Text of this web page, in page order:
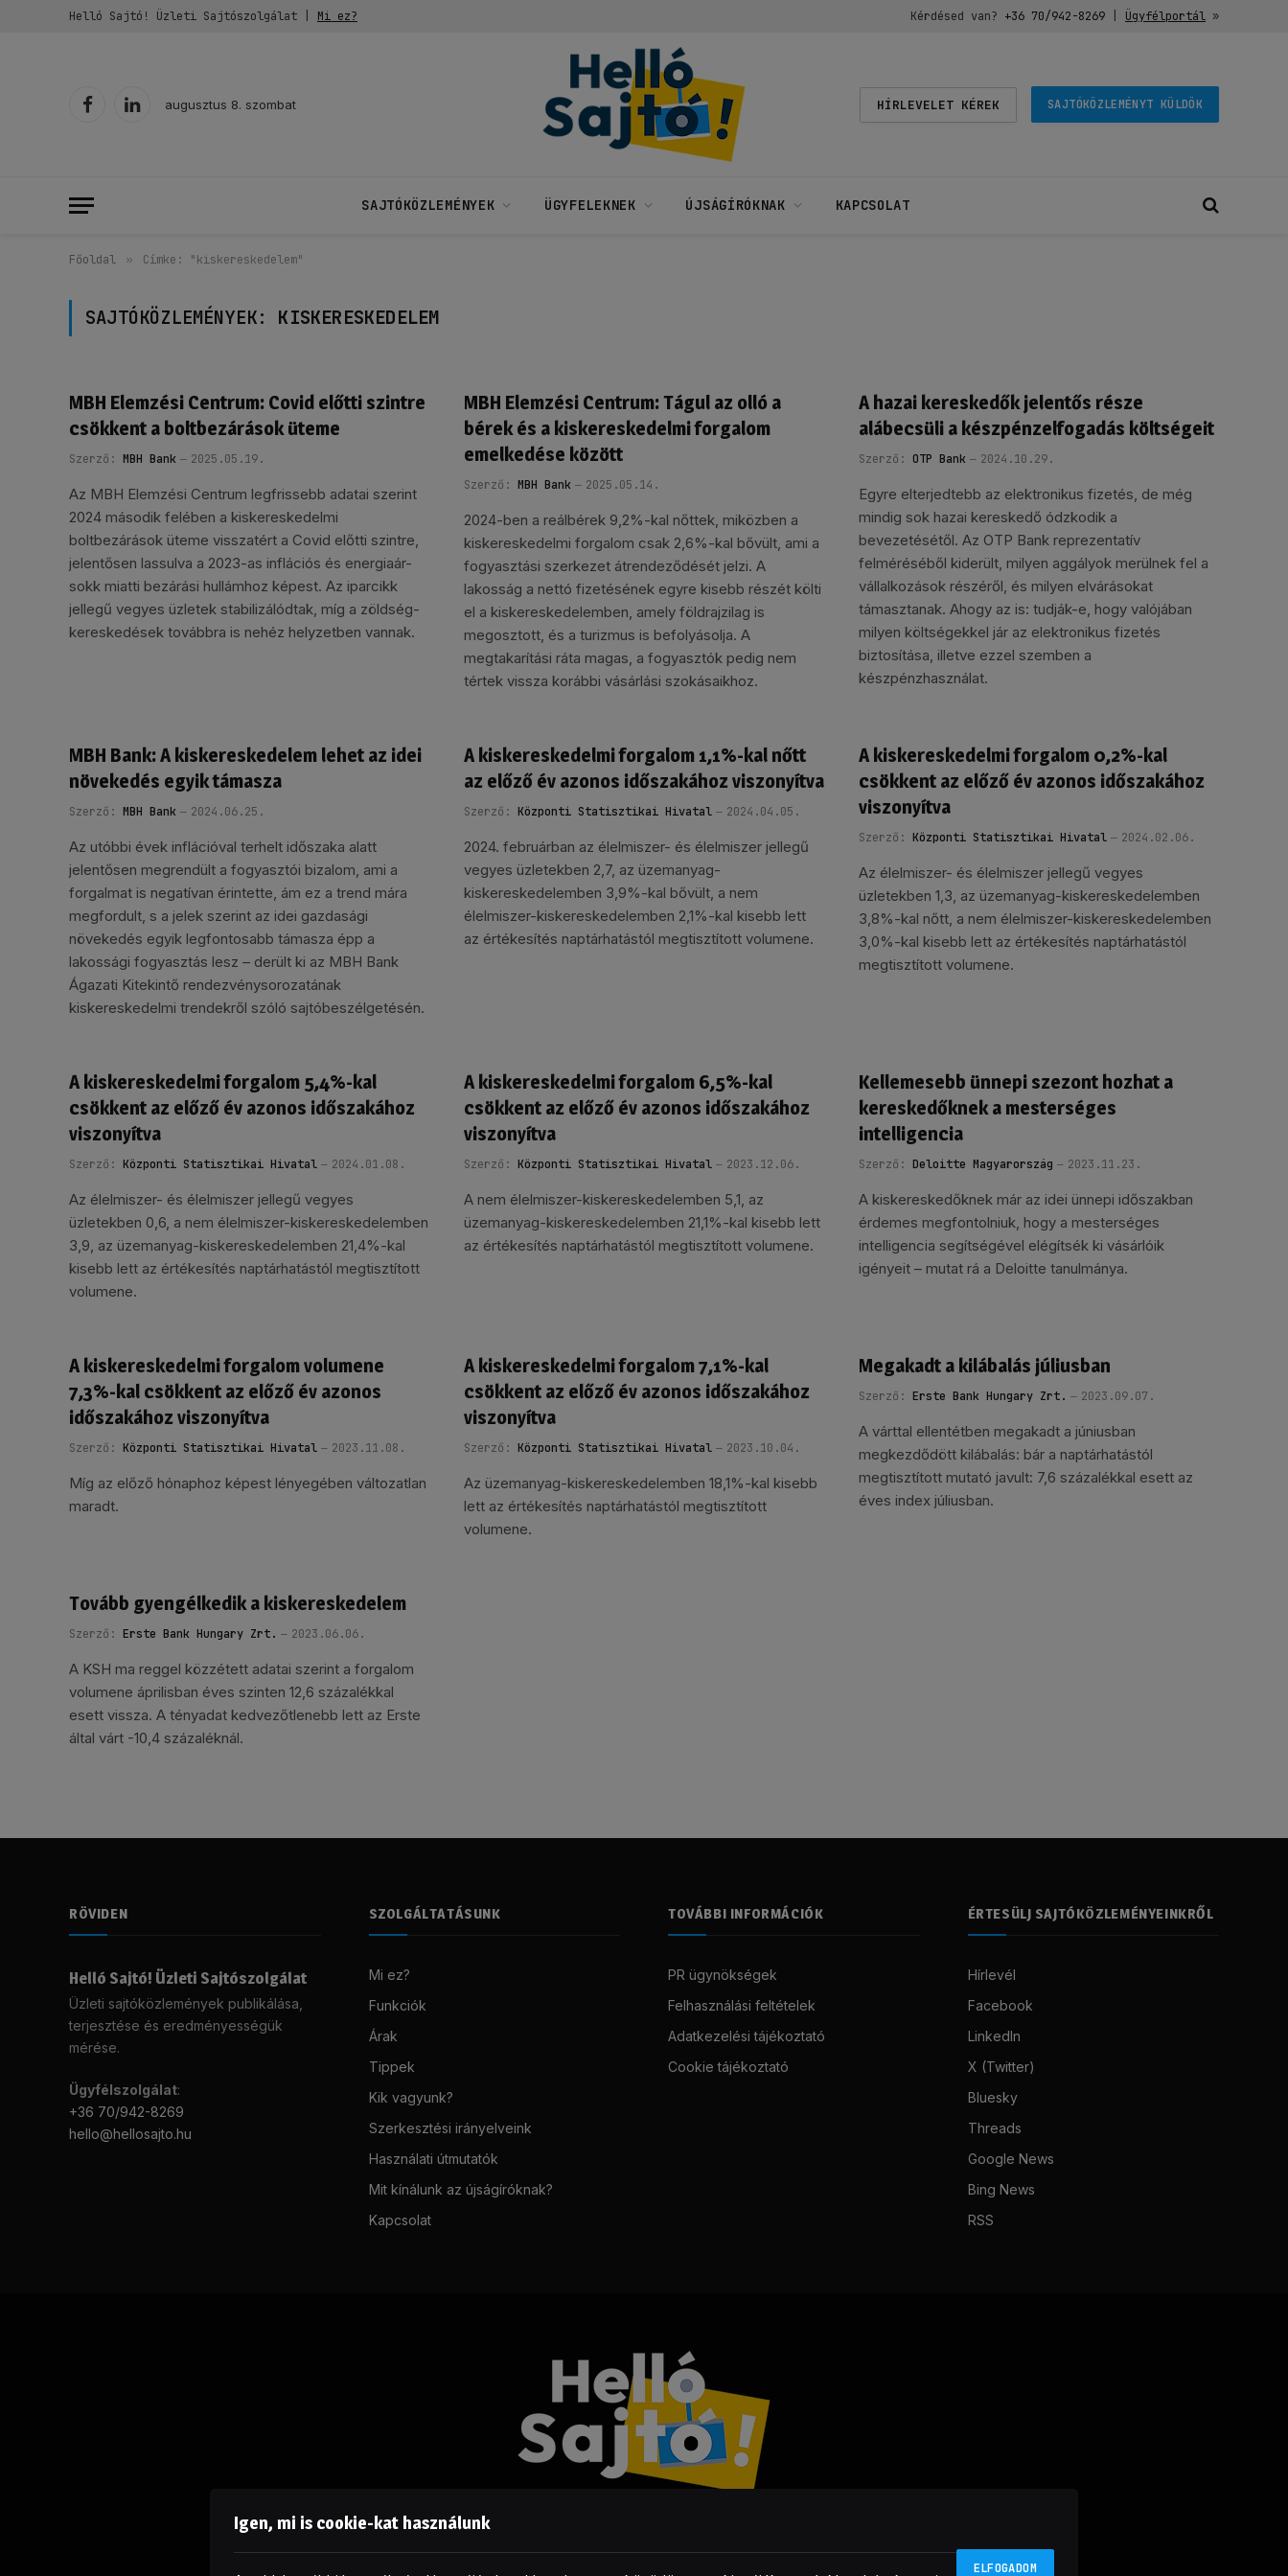
Helló Sajtó! Üzleti Sajtószolgálat | Mi ez? Kérdésed van? +36 70/942-8269| Ügyfélportál»
FacebookLinkedIn
augusztus 8. szombat HÍRLEVELET KÉREK SAJTÓKÖZLEMÉNYT KÜLDÖK
SAJTÓKÖZLEMÉNYEK ÜGYFELEKNEK ÚJSÁGÍRÓKNAK KAPCSOLAT
Főoldal » Címke: "kiskereskedelem"
SAJTÓKÖZLEMÉNYEK: KISKERESKEDELEM
MBH Elemzési Centrum: Covid előtti szintre
csökkent a boltbezárások üteme
Szerző: MBH Bank 2025.05.19.
Az MBH Elemzési Centrum legfrissebb adatai szerint
2024 második felében a kiskereskedelmi
boltbezárások üteme visszatért a Covid előtti szintre,
jelentősen lassulva a 2023-as inflációs és energiaár-
sokk miatti bezárási hullámhoz képest. Az iparcikk
jellegű vegyes üzletek stabilizálódtak, míg a zöldség-
kereskedések továbbra is nehéz helyzetben vannak.
MBH Elemzési Centrum: Tágul az olló a
bérek és a kiskereskedelmi forgalom
emelkedése között
Szerző: MBH Bank 2025.05.14.
2024-ben a reálbérek 9,2%-kal nőttek, miközben a
kiskereskedelmi forgalom csak 2,6%-kal bővült, ami a
fogyasztási szerkezet átrendeződését jelzi. A
lakosság a nettó fizetésének egyre kisebb részét költi
el a kiskereskedelemben, amely földrajzilag is
megosztott, és a turizmus is befolyásolja. A
megtakarítási ráta magas, a fogyasztók pedig nem
tértek vissza korábbi vásárlási szokásaikhoz.
A hazai kereskedők jelentős része
alábecsüli a készpénzelfogadás költségeit
Szerző: OTP Bank 2024.10.29.
Egyre elterjedtebb az elektronikus fizetés, de még
mindig sok hazai kereskedő ódzkodik a
bevezetésétől. Az OTP Bank reprezentatív
felméréséből kiderült, milyen aggályok merülnek fel a
vállalkozások részéről, és milyen elvárásokat
támasztanak. Ahogy az is: tudják-e, hogy valójában
milyen költségekkel jár az elektronikus fizetés
biztosítása, illetve ezzel szemben a
készpénzhasználat.
MBH Bank: A kiskereskedelem lehet az idei
növekedés egyik támasza
Szerző: MBH Bank 2024.06.25.
Az utóbbi évek inflációval terhelt időszaka alatt
jelentősen megrendült a fogyasztói bizalom, ami a
forgalmat is negatívan érintette, ám ez a trend mára
megfordult, s a jelek szerint az idei gazdasági
növekedés egyik legfontosabb támasza épp a
lakossági fogyasztás lesz – derült ki az MBH Bank
Ágazati Kitekintő rendezvénysorozatának
kiskereskedelmi trendekről szóló sajtóbeszélgetésén.
A kiskereskedelmi forgalom 1,1%-kal nőtt
az előző év azonos időszakához viszonyítva
Szerző: Központi Statisztikai Hivatal 2024.04.05.
2024. februárban az élelmiszer- és élelmiszer jellegű
vegyes üzletekben 2,7, az üzemanyag-
kiskereskedelemben 3,9%-kal bővült, a nem
élelmiszer-kiskereskedelemben 2,1%-kal kisebb lett
az értékesítés naptárhatástól megtisztított volumene.
A kiskereskedelmi forgalom 0,2%-kal
csökkent az előző év azonos időszakához
viszonyítva
Szerző: Központi Statisztikai Hivatal 2024.02.06.
Az élelmiszer- és élelmiszer jellegű vegyes
üzletekben 1,3, az üzemanyag-kiskereskedelemben
3,8%-kal nőtt, a nem élelmiszer-kiskereskedelemben
3,0%-kal kisebb lett az értékesítés naptárhatástól
megtisztított volumene.
A kiskereskedelmi forgalom 5,4%-kal
csökkent az előző év azonos időszakához
viszonyítva
Szerző: Központi Statisztikai Hivatal 2024.01.08.
Az élelmiszer- és élelmiszer jellegű vegyes
üzletekben 0,6, a nem élelmiszer-kiskereskedelemben
3,9, az üzemanyag-kiskereskedelemben 21,4%-kal
kisebb lett az értékesítés naptárhatástól megtisztított
volumene.
A kiskereskedelmi forgalom 6,5%-kal
csökkent az előző év azonos időszakához
viszonyítva
Szerző: Központi Statisztikai Hivatal 2023.12.06.
A nem élelmiszer-kiskereskedelemben 5,1, az
üzemanyag-kiskereskedelemben 21,1%-kal kisebb lett
az értékesítés naptárhatástól megtisztított volumene.
Kellemesebb ünnepi szezont hozhat a
kereskedőknek a mesterséges
intelligencia
Szerző: Deloitte Magyarország 2023.11.23.
A kiskereskedőknek már az idei ünnepi időszakban
érdemes megfontolniuk, hogy a mesterséges
intelligencia segítségével elégítsék ki vásárlóik
igényeit – mutat rá a Deloitte tanulmánya.
A kiskereskedelmi forgalom volumene
7,3%-kal csökkent az előző év azonos
időszakához viszonyítva
Szerző: Központi Statisztikai Hivatal 2023.11.08.
Míg az előző hónaphoz képest lényegében változatlan
maradt.
A kiskereskedelmi forgalom 7,1%-kal
csökkent az előző év azonos időszakához
viszonyítva
Szerző: Központi Statisztikai Hivatal 2023.10.04.
Az üzemanyag-kiskereskedelemben 18,1%-kal kisebb
lett az értékesítés naptárhatástól megtisztított
volumene.
Megakadt a kilábalás júliusban
Szerző: Erste Bank Hungary Zrt. 2023.09.07.
A várttal ellentétben megakadt a júniusban
megkezdődött kilábalás: bár a naptárhatástól
megtisztított mutató javult: 7,6 százalékkal esett az
éves index júliusban.
Tovább gyengélkedik a kiskereskedelem
Szerző: Erste Bank Hungary Zrt. 2023.06.06.
A KSH ma reggel közzétett adatai szerint a forgalom
volumene áprilisban éves szinten 12,6 százalékkal
esett vissza. A tényadat kedvezőtlenebb lett az Erste
által várt -10,4 százaléknál.
RÖVIDEN
Helló Sajtó! Üzleti Sajtószolgálat
Üzleti sajtóközlemények publikálása,
terjesztése és eredményességük
mérése.
Ügyfélszolgálat:
+36 70/942-8269
hello@hellosajto.hu
SZOLGÁLTATÁSUNK
Mi ez?
Funkciók
Árak
Tippek
Kik vagyunk?
Szerkesztési irányelveink
Használati útmutatók
Mit kínálunk az újságíróknak?
Kapcsolat
TOVÁBBI INFORMÁCIÓK
PR ügynökségek
Felhasználási feltételek
Adatkezelési tájékoztató
Cookie tájékoztató
ÉRTESÜLJ SAJTÓKÖZLEMÉNYEINKRŐL
Hírlevél
Facebook
LinkedIn
X (Twitter)
Bluesky
Threads
Google News
Bing News
RSS
FacebookLinkedInX
RSS
Igen, mi is cookie-kat használunk
ELFOGADOM